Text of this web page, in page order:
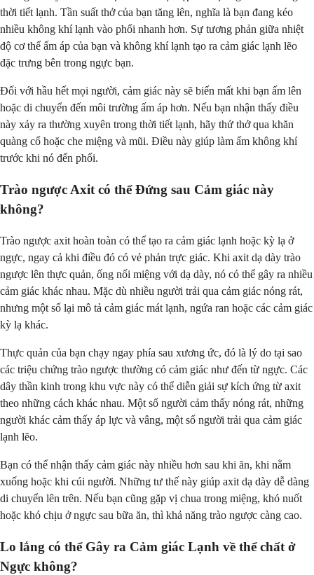
thời tiết lạnh. Tần suất thở của bạn tăng lên, nghĩa là bạn đang kéo
nhiều không khí lạnh vào phổi nhanh hơn. Sự tương phản giữa nhiệt
độ cơ thể ấm áp của bạn và không khí lạnh tạo ra cảm giác lạnh lẽo
đặc trưng bên trong ngực bạn.
Đối với hầu hết mọi người, cảm giác này sẽ biến mất khi bạn ấm lên
hoặc di chuyển đến môi trường ấm áp hơn. Nếu bạn nhận thấy điều
này xảy ra thường xuyên trong thời tiết lạnh, hãy thử thở qua khăn
quàng cổ hoặc che miệng và mũi. Điều này giúp làm ấm không khí
trước khi nó đến phổi.
Trào ngược Axit có thể Đứng sau Cảm giác này
không?
Trào ngược axit hoàn toàn có thể tạo ra cảm giác lạnh hoặc kỳ lạ ở
ngực, ngay cả khi điều đó có vẻ phản trực giác. Khi axit dạ dày trào
ngược lên thực quản, ống nối miệng với dạ dày, nó có thể gây ra nhiều
cảm giác khác nhau. Mặc dù nhiều người trải qua cảm giác nóng rát,
nhưng một số lại mô tả cảm giác mát lạnh, ngứa ran hoặc các cảm giác
kỳ lạ khác.
Thực quản của bạn chạy ngay phía sau xương ức, đó là lý do tại sao
các triệu chứng trào ngược thường có cảm giác như đến từ ngực. Các
dây thần kinh trong khu vực này có thể diễn giải sự kích ứng từ axit
theo những cách khác nhau. Một số người cảm thấy nóng rát, những
người khác cảm thấy áp lực và vâng, một số người trải qua cảm giác
lạnh lẽo.
Bạn có thể nhận thấy cảm giác này nhiều hơn sau khi ăn, khi nằm
xuống hoặc khi cúi người. Những tư thế này giúp axit dạ dày dễ dàng
di chuyển lên trên. Nếu bạn cũng gặp vị chua trong miệng, khó nuốt
hoặc khó chịu ở ngực sau bữa ăn, thì khả năng trào ngược càng cao.
Lo lắng có thể Gây ra Cảm giác Lạnh về thể chất ở
Ngực không?